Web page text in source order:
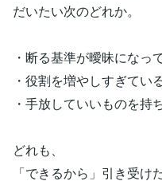
だいたい次のどれか。
・断る基準が曖昧になっ
・役割を増やしすぎてい
・手放していいものを持
どれも、
「できるから」引き受け